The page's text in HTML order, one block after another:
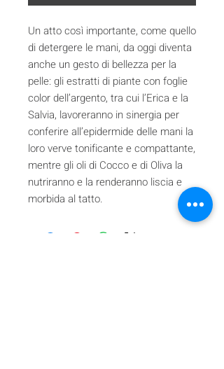
Un atto così importante, come quello
di detergere le mani, da oggi diventa
anche un gesto di bellezza per la
pelle: gli estratti di piante con foglie
color dell’argento, tra cui l’Erica e la
Salvia, lavoreranno in sinergia per
conferire all’epidermide delle mani la
loro verve tonificante e compattante,
mentre gli oli di Cocco e di Oliva la
nutriranno e la renderanno liscia e
morbida al tatto.